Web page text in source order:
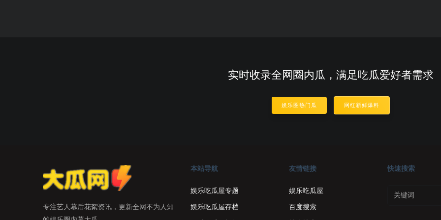
实时收录全网圈内瓜，满足吃瓜爱好者需求
娱乐圈热门瓜 网红新鲜爆料
专注艺人幕后花絮资讯，更新全网不为人知
本站导航
娱乐吃瓜屋专题
娱乐吃瓜屋存档
友情链接
娱乐吃瓜屋
百度搜索
快速搜索